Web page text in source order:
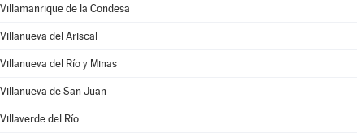
Villamanrique de la Condesa
Villanueva del Ariscal
Villanueva del Río y Minas
Villanueva de San Juan
Villaverde del Río